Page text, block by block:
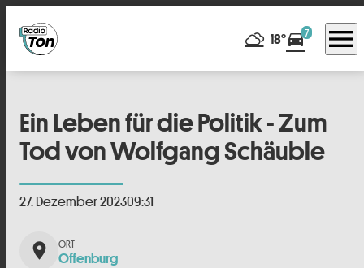
18°directions_car7 menu
Ein Leben für die Politik - Zum
Tod von Wolfgang Schäuble
27. Dezember 202309:31
place Offenburg